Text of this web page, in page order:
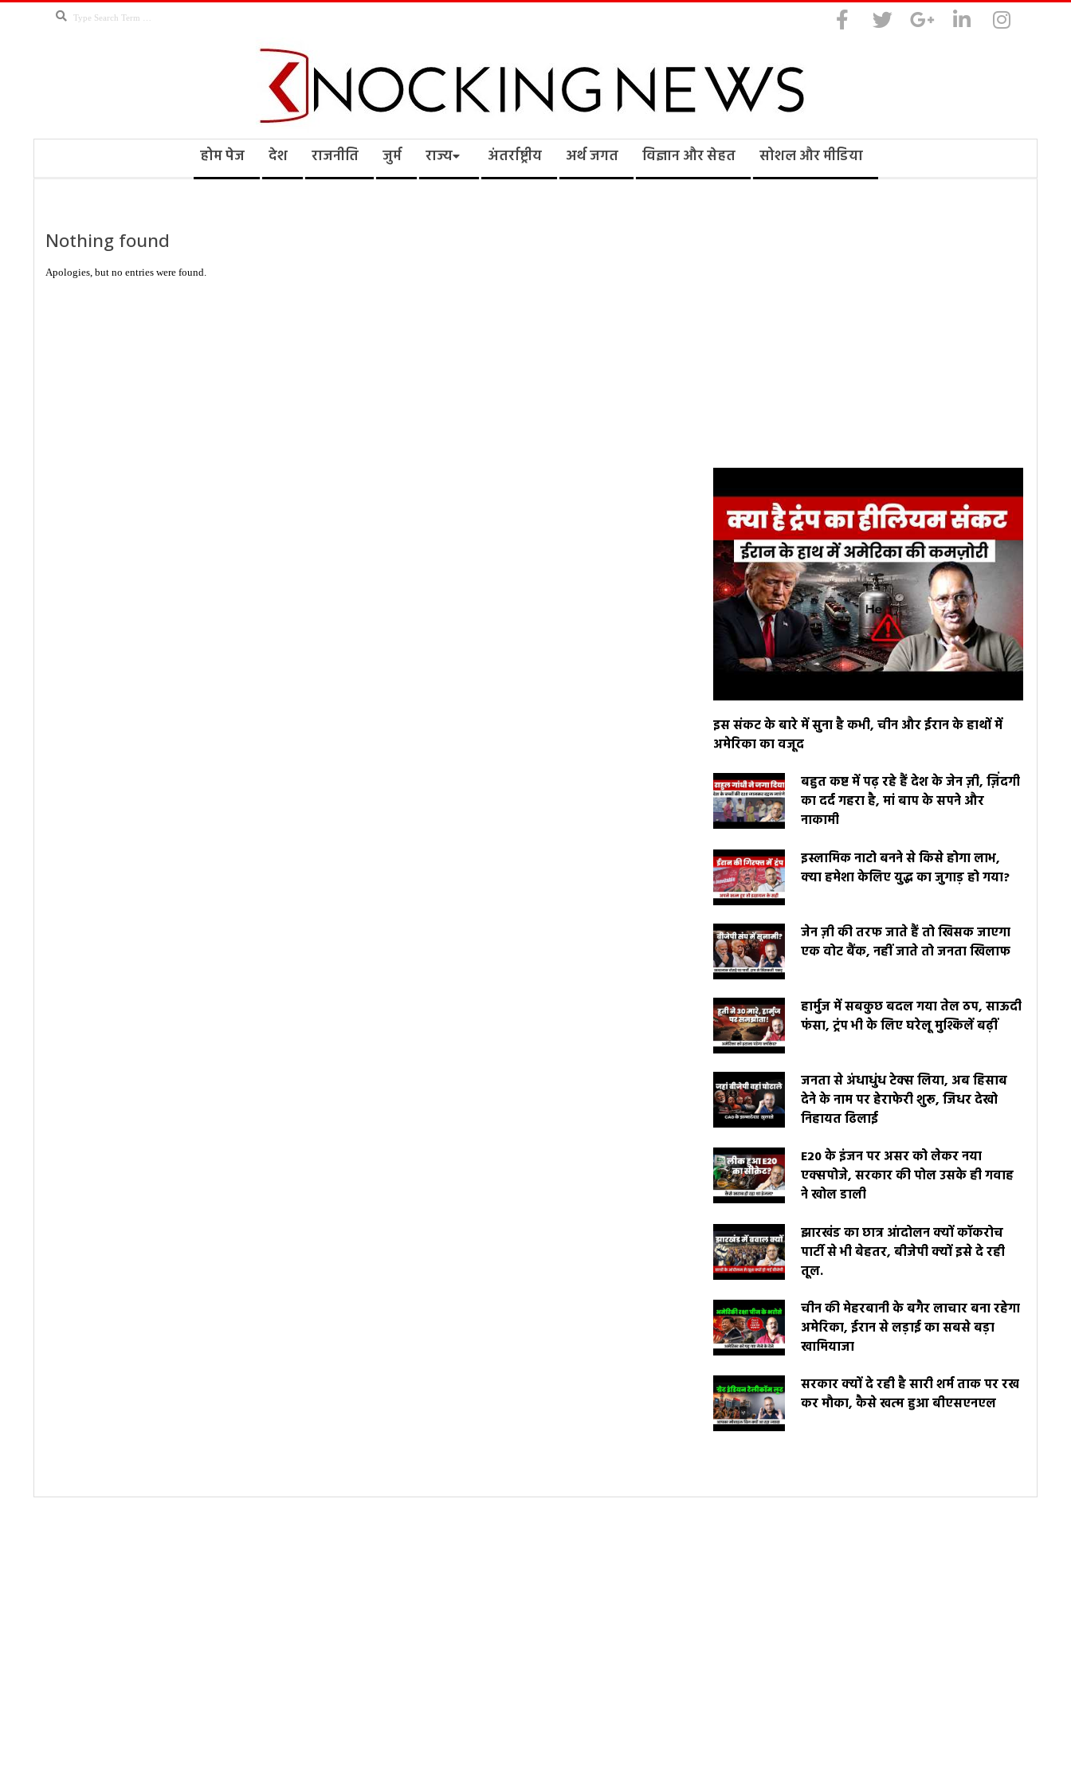
Search
Knocking
होम पेज देश राजनीति जुर्म राज्य अंतर्राष्ट्रीय अर्थ जगत विज्ञान और सेहत सोशल और मीडिया
Nothing found
Apologies, but no entries were found.
इस संकट के बारे में सुना है कभी, चीन और ईरान के हाथों में
अमेरिका का वजूद
बहुत कष्ट में पढ़ रहे हैं देश के जेन ज़ी, ज़िंदगी
का दर्द गहरा है, मां बाप के सपने और
नाकामी
इस्लामिक नाटो बनने से किसे होगा लाभ,
क्या हमेशा केलिए युद्ध का जुगाड़ हो गया?
जेन ज़ी की तरफ जाते हैं तो खिसक जाएगा
एक वोट बैंक, नहीं जाते तो जनता खिलाफ
हार्मुज में सबकुछ बदल गया तेल ठप, साऊदी
फंसा, ट्रंप भी के लिए घरेलू मुश्किलें बढ़ीं
जनता से अंधाधुंध टेक्स लिया, अब हिसाब
देने के नाम पर हेराफेरी शुरू, जिधर देखो
निहायत ढिलाई
E20 के इंजन पर असर को लेकर नया
एक्सपोजे, सरकार की पोल उसके ही गवाह
ने खोल डाली
झारखंड का छात्र आंदोलन क्यों कॉकरोच
पार्टी से भी बेहतर, बीजेपी क्यों इसे दे रही
तूल.
चीन की मेहरबानी के बगैर लाचार बना रहेगा
अमेरिका, ईरान से लड़ाई का सबसे बड़ा
खामियाजा
सरकार क्यों दे रही है सारी शर्म ताक पर रख
कर मौका, कैसे खत्म हुआ बीएसएनएल